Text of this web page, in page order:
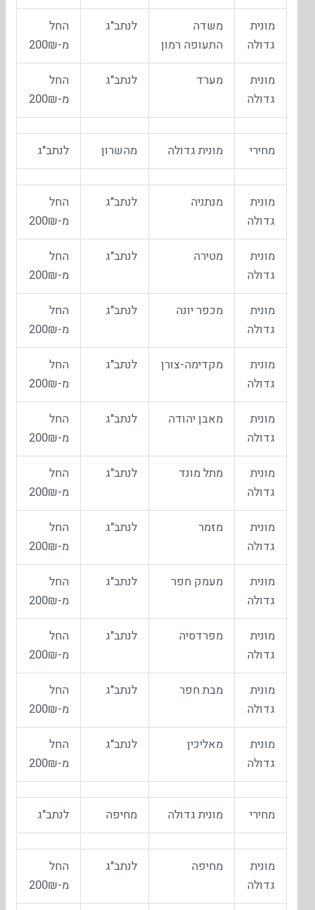
מונית
גדולה
משדה
התעופה רמון
לנתב"ג
החל
מ-200₪
מונית
גדולה
מערד לנתב"ג
החל
מ-200₪
מחירי מונית גדולה מהשרון לנתב"ג
מונית
גדולה
מנתניה לנתב"ג
החל
מ-200₪
מונית
גדולה
מטירה לנתב"ג
החל
מ-200₪
מונית
גדולה
מכפר יונה לנתב"ג
החל
מ-200₪
מונית
גדולה
מקדימה-צורן לנתב"ג
החל
מ-200₪
מונית
גדולה
מאבן יהודה לנתב"ג
החל
מ-200₪
מונית
גדולה
מתל מונד לנתב"ג
החל
מ-200₪
מונית
גדולה
מזמר לנתב"ג
החל
מ-200₪
מונית
גדולה
מעמק חפר לנתב"ג
החל
מ-200₪
מונית
גדולה
מפרדסיה לנתב"ג
החל
מ-200₪
מונית
גדולה
מבת חפר לנתב"ג
החל
מ-200₪
מונית
גדולה
מאליכין לנתב"ג
החל
מ-200₪
מחירי מונית גדולה מחיפה לנתב"ג
מונית
גדולה
מחיפה לנתב"ג
החל
מ-200₪